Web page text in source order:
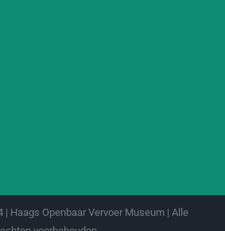
| Haags Openbaar Vervoer Museum | Alle